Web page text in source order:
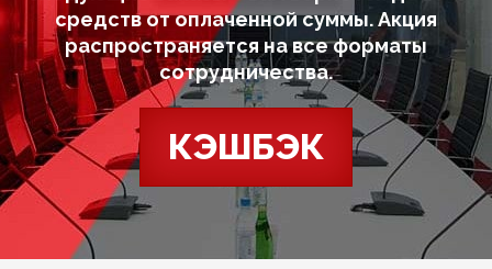
средств от оплаченной суммы. Акция
распространяется на все форматы
сотрудничества.
КЭШБЭК